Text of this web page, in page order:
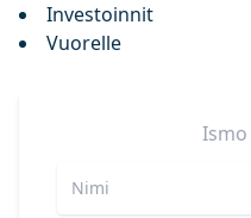
Investoinnit
Vuorelle
Ismo